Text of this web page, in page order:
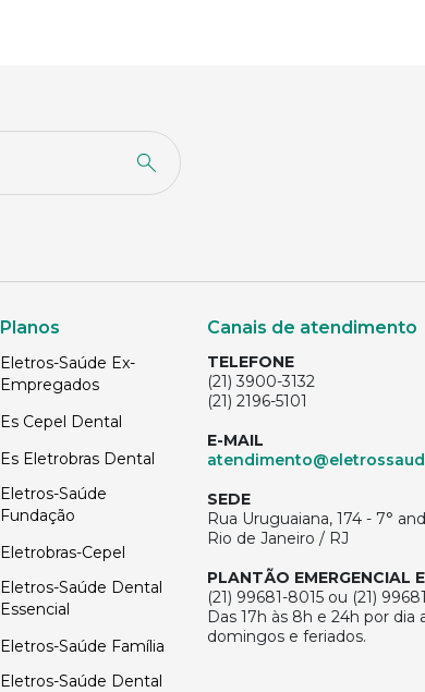
Planos
Eletros-Saúde Ex-
Empregados
Es Cepel Dental
Es Eletrobras Dental
Eletros-Saúde
Fundação
Eletrobras-Cepel
Eletros-Saúde Dental
Essencial
Eletros-Saúde Família
Eletros-Saúde Dental
Canais de atendimento
TELEFONE
(21) 3900-3132
(21) 2196-5101
E-MAIL
SEDE
Rua Uruguaiana, 174 - 7°
Rio de Janeiro / RJ
PLANTÃO EMERGENCIAL
(21) 99681-8015 ou (21)
Das 17h às 8h e 24h por dia
domingos e feriados.